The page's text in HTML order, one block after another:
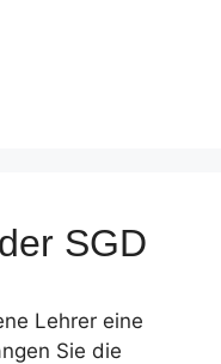
SGD
Lehrer eine
Sie die